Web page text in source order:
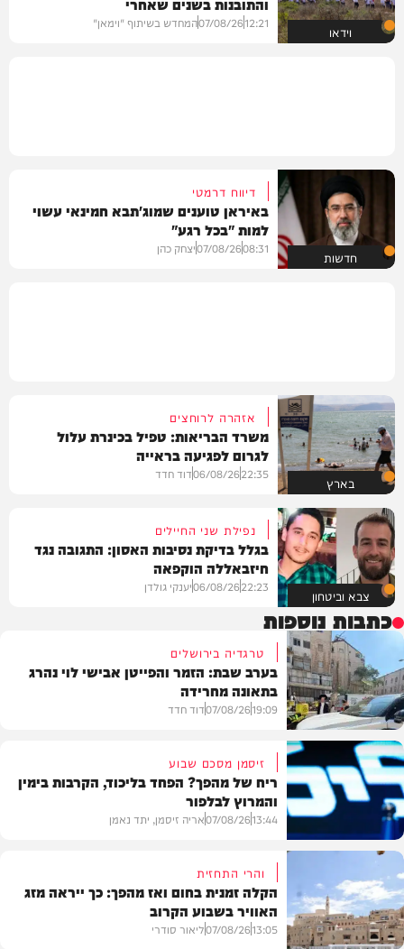
וידאו 12:21
07/08/26המחדש בשיתוף "וימאן"
חדשות
דיווח דרמטי
באיראן טוענים שמוג'תבא חמינאי עשוי
למות "בכל רגע"
08:31
07/08/26יצחק כהן
בארץ
אזהרה לרוחצים
משרד הבריאות: טפיל בכינרת עלול
לגרום לפגיעה בראייה
22:35
06/08/26דוד חדד
צבא וביטחון
נפילת שני החיילים
בגלל בדיקת נסיבות האסון: התגובה נגד
חיזבאללה הוקפאה
22:23
06/08/26יענקי גולדן
כתבות נוספות
בארץ
טרגדיה בירושלים
בערב שבת: הזמר והפייטן אבישי לוי נהרג
בתאונה מחרידה
19:09
07/08/26דוד חדד
פוליטי
זיסמן מסכם שבוע
ריח של מהפך? הפחד בליכוד, הקרבות בימין
והמרוץ לבלפור
13:44
07/08/26אריה זיסמן, יתד נאמן
והרי התחזית
הקלה זמנית בחום ואז מהפך: כך ייראה מזג
האוויר בשבוע הקרוב
13:05
07/08/26ליאור סודרי